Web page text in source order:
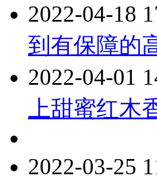
2022-04-18
到有保障的
2022-04-01
上甜蜜红木
2022-03-25